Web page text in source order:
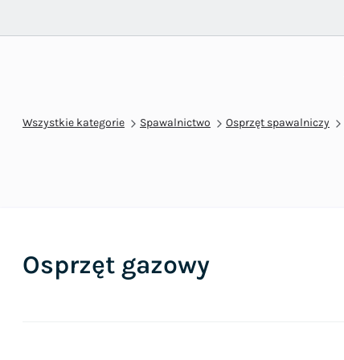
Wszystkie kategorie Spawalnictwo Osprzęt spawalniczy
Osprzęt gazowy